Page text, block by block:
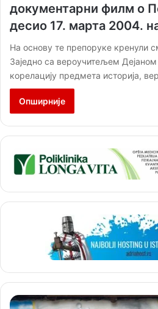
документарни филм о
десио 17. марта 2004.
На основу те препоруке кренули
Заједно са вероучитељем
корелацију предмета историја,
Опширније